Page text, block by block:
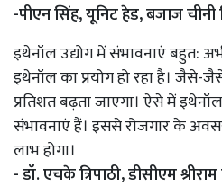
-पीएन सिंह, यूनिट हेड, बजाज
इथेनॉल उद्योग में संभावनाएं बहुत:
इथेनॉल का प्रयोग हो रहा है।
प्रतिशत बढ़ता जाएगा। ऐसे में
संभावनाएं हैं। इससे रोजगार के
लाभ होगा।
- डॉ. एचके त्रिपाठी, डीसीएम